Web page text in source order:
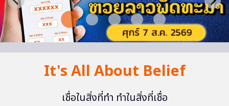
It's All About Belief
เชื่อในสิ่งที่ทำ ทำในสิ่งที่เชื่อ